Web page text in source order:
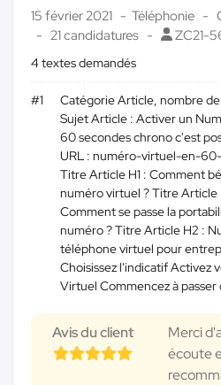
15 février 2021 Téléphonie
21 candidatures
ZC21-
4 textes demandés
#1
Catégorie Article, nombre
Sujet Article : Activer un
60 secondes chrono c'est
URL : numéro-virtuel-en-
Titre Article H1 : Comment
numéro virtuel ? Titre Article
Comment se passe la
numéro ? Titre Article H2 :
téléphone virtuel pour
Choisissez l'indicatif Activez
Virtuel Commencez à passer
Avis du client
Merci
écoute